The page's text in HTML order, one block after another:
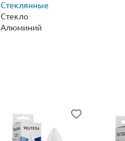
Стеклянные
Стекло
Алюминий